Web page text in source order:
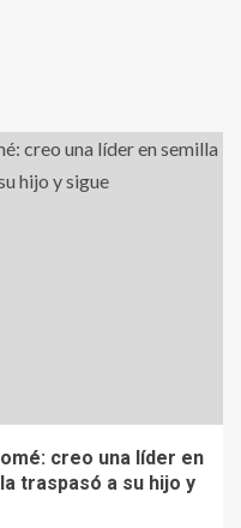
creo una líder en
traspasó a su hijo y